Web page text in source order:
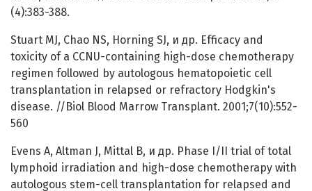
(4):383-388.
Stuart MJ, Chao NS, Horning SJ, и др. Efficacy and
toxicity of a CCNU-containing high-dose chemotherapy
regimen followed by autologous hematopoietic cell
transplantation in relapsed or refractory Hodgkin's
disease. //Biol Blood Marrow Transplant. 2001;7(10):552-
560
Evens A, Altman J, Mittal B, и др. Phase I/II trial of total
lymphoid irradiation and high-dose chemotherapy with
autologous stem-cell transplantation for relapsed and